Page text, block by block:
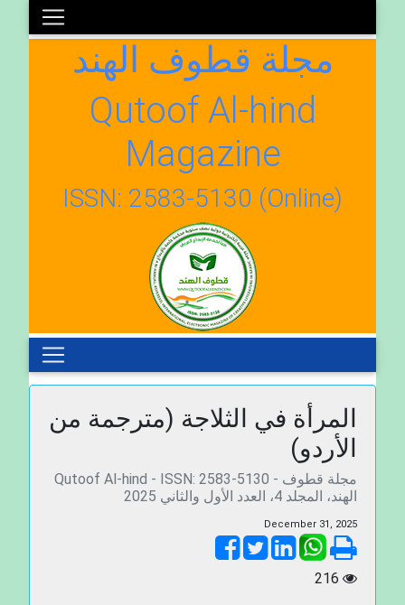
مجلة قطوف الهند
Qutoof Al-hind
Magazine
ISSN: 2583-5130 (Online)
المرأة في الثلاجة (مترجمة من
الأردو)
Qutoof Al-hind - ISSN: 2583-5130 - مجلة قطوف
الهند، المجلد 4، العدد الأول والثاني 2025
December 31, 2025
216